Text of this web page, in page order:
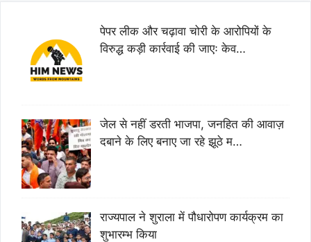
पेपर लीक और चढ़ावा चोरी के आरोपियों के
विरुद्ध कड़ी कार्रवाई की जाएः केव…
जेल से नहीं डरती भाजपा, जनहित की आवाज़
दबाने के लिए बनाए जा रहे झूठे म…
राज्यपाल ने शुराला में पौधारोपण कार्यक्रम का
शुभारम्भ किया